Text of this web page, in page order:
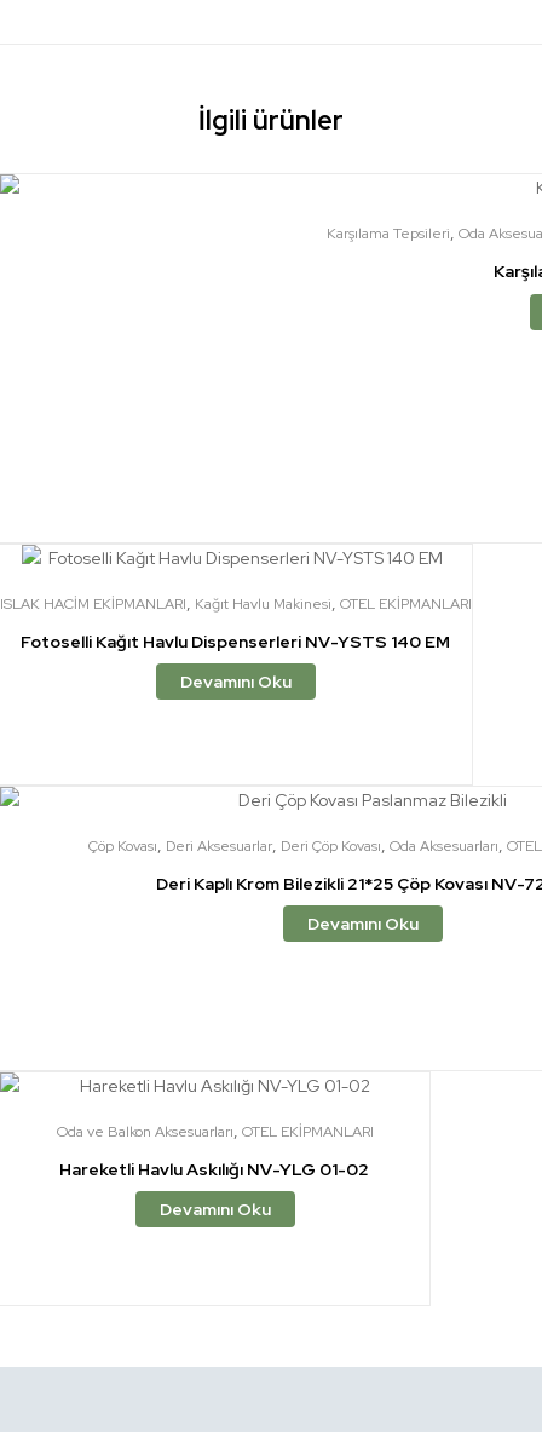
İlgili ürünler
Karşılama Tepsileri, Oda
ISLAK HACİM EKİPMANLARI Kağıt Havlu Makinesi OTEL EKİPMANLARI
Fotoselli Kağıt Havlu Dispenserleri NV-YSTS 140 EM
Devamını Oku
Çöp Kovası, Deri Aksesuarlar, Deri Çöp Kovası, Oda Aksesuarları,
Deri Kaplı Krom Bilezikli 21*25 Çöp Kovası NV-
Devamını Oku
Oda ve Balkon Aksesuarları OTEL EKİPMANLARI
Hareketli Havlu Askılığı NV-YLG 01-02
Devamını Oku